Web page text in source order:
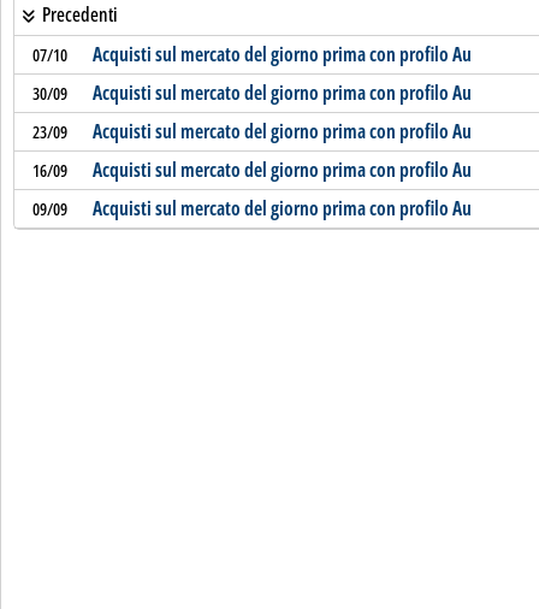
Precedenti
07/10 Acquisti sul mercato del giorno prima con profilo Au
30/09 Acquisti sul mercato del giorno prima con profilo Au
23/09 Acquisti sul mercato del giorno prima con profilo Au
16/09 Acquisti sul mercato del giorno prima con profilo Au
09/09 Acquisti sul mercato del giorno prima con profilo Au